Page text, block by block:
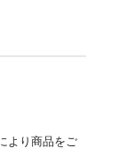
より商品をご